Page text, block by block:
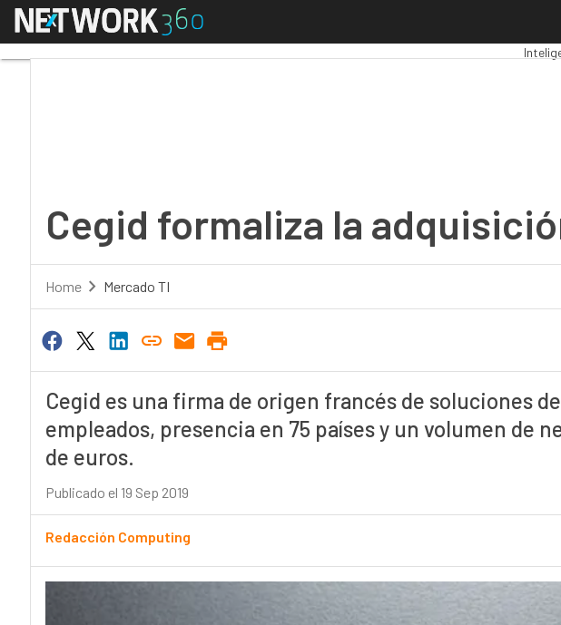
Menú
Cegid formaliza la
Home Mercado TI
Cegid es una firma de origen francés de soluciones
empleados, presencia en 75 países y un volumen de
de euros.
Publicado el 19 Sep 2019
Redacción Computing